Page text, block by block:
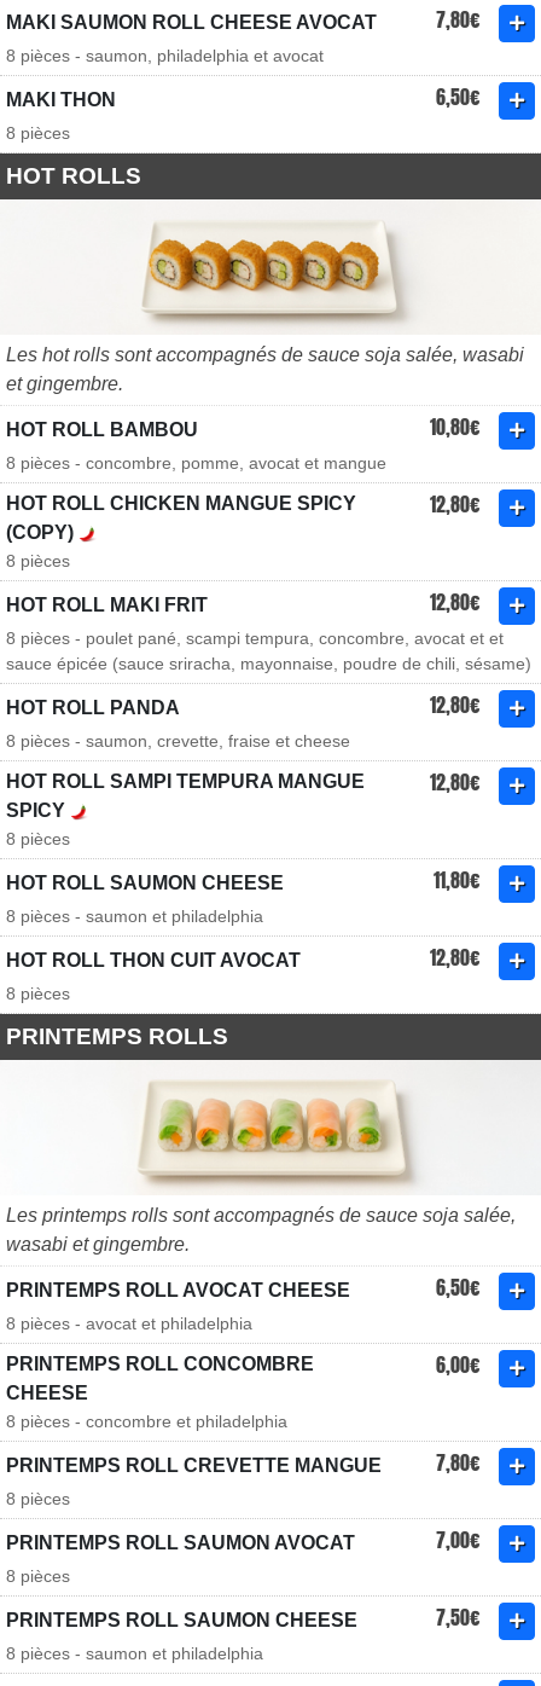
MAKI SAUMON ROLL CHEESE AVOCAT 7,80€
8 pièces - saumon, philadelphia et avocat
MAKI THON 6,50€
8 pièces
HOT ROLLS
Les hot rolls sont accompagnés de sauce soja salée, wasabi
et gingembre.
HOT ROLL BAMBOU 10,80€
8 pièces - concombre, pomme, avocat et mangue
HOT ROLL CHICKEN MANGUE SPICY
(COPY)
12,80€
8 pièces
HOT ROLL MAKI FRIT 12,80€
8 pièces - poulet pané, scampi tempura, concombre, avocat et et
sauce épicée (sauce sriracha, mayonnaise, poudre de chili, sésame)
HOT ROLL PANDA 12,80€
8 pièces - saumon, crevette, fraise et cheese
HOT ROLL SAMPI TEMPURA MANGUE
SPICY
12,80€
8 pièces
HOT ROLL SAUMON CHEESE 11,80€
8 pièces - saumon et philadelphia
HOT ROLL THON CUIT AVOCAT 12,80€
8 pièces
PRINTEMPS ROLLS
Les printemps rolls sont accompagnés de sauce soja salée,
wasabi et gingembre.
PRINTEMPS ROLL AVOCAT CHEESE 6,50€
8 pièces - avocat et philadelphia
PRINTEMPS ROLL CONCOMBRE
CHEESE
6,00€
8 pièces - concombre et philadelphia
PRINTEMPS ROLL CREVETTE MANGUE 7,80€
8 pièces
PRINTEMPS ROLL SAUMON AVOCAT 7,00€
8 pièces
PRINTEMPS ROLL SAUMON CHEESE 7,50€
8 pièces - saumon et philadelphia